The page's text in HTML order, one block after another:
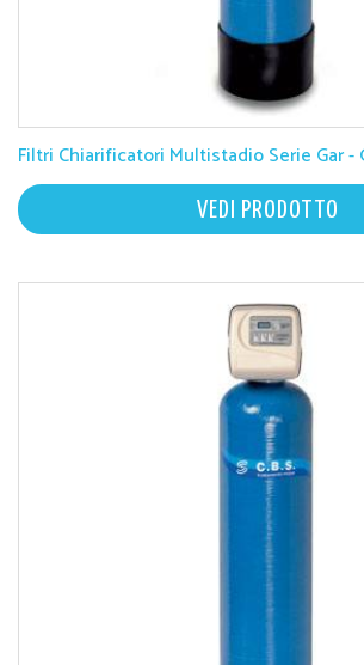
Filtri Chiarificatori Multistadio Serie Gar -
VEDI PRODOTTO